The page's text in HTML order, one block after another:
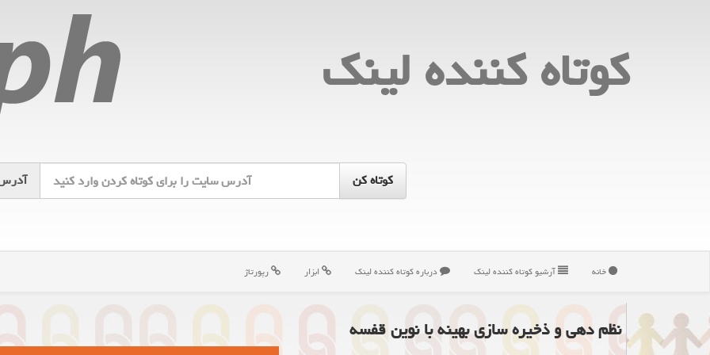
كوتاه كننده لینك
خانه آرشیو كوتاه كننده لینك درباره كوتاه كننده لینك ابزار رپورتاژ
نظم دهی و ذخیره سازی بهینه با نوین قفسه